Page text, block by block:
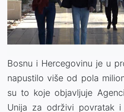
Bosnu i Hercegovinu je u
napustilo više od pola
su to koje objavljuje
Unija za održivi povratak